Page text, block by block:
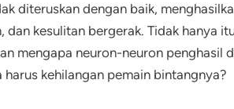
diteruskan dengan baik,
dan kesulitan bergerak. Tidak hanya
mengapa neuron-neuron penghasil
harus kehilangan pemain bintangnya?